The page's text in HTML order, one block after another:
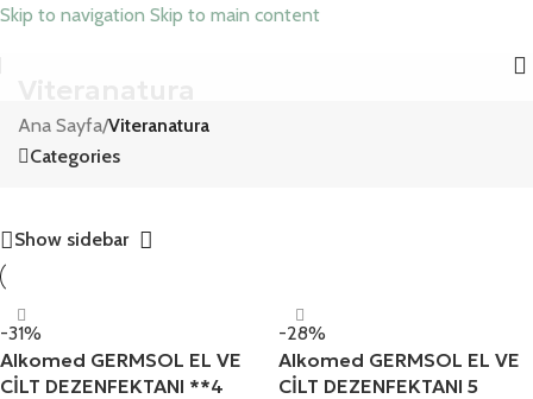
Skip to navigation Skip to main content
Ana Sayfa/Viteranatura
Categories
Show sidebar
-31%
Alkomed GERMSOL EL VE
CİLT DEZENFEKTANI **4
-28%
Alkomed GERMSOL EL VE
CİLT DEZENFEKTANI 5